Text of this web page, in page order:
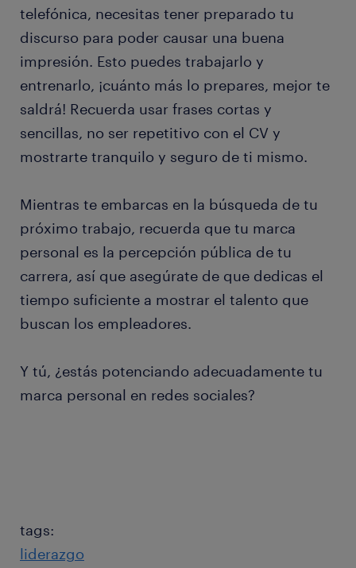
telefónica, necesitas tener preparado tu
discurso para poder causar una buena
impresión. Esto puedes trabajarlo y
entrenarlo, ¡cuánto más lo prepares, mejor te
saldrá! Recuerda usar frases cortas y
sencillas, no ser repetitivo con el CV y
mostrarte tranquilo y seguro de ti mismo.
Mientras te embarcas en la búsqueda de tu
próximo trabajo, recuerda que tu marca
personal es la percepción pública de tu
carrera, así que asegúrate de que dedicas el
tiempo suficiente a mostrar el talento que
buscan los empleadores.
Y tú, ¿estás potenciando adecuadamente tu
marca personal en redes sociales?
tags:
liderazgo